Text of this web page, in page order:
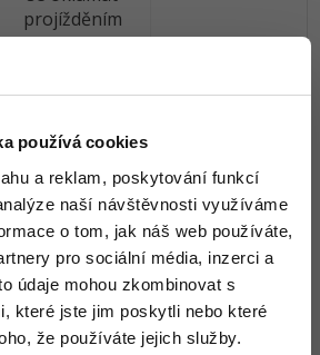
používá cookies
a reklam, poskytování funkcí
naší návštěvnosti využíváme
o tom, jak náš web používáte,
pro sociální média, inzerci a
údaje mohou zkombinovat s
které jste jim poskytli nebo které
že používáte jejich služby.
projížděním
okraji pole. Máte
angličtinu,
gitu, vypadá to
dobře. Sice je to
jednoduchá
arkáda, ale vzít si
malé sousto a
udělat ho
kvalitně ve
výsledku vyjde
lépe než